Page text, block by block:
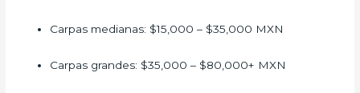
Carpas medianas: $15,000 – $35,000 MXN
Carpas grandes: $35,000 – $80,000+ MXN